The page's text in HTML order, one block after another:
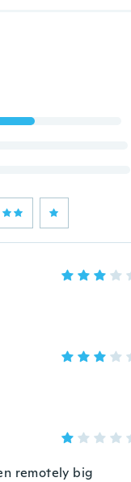
remotely big